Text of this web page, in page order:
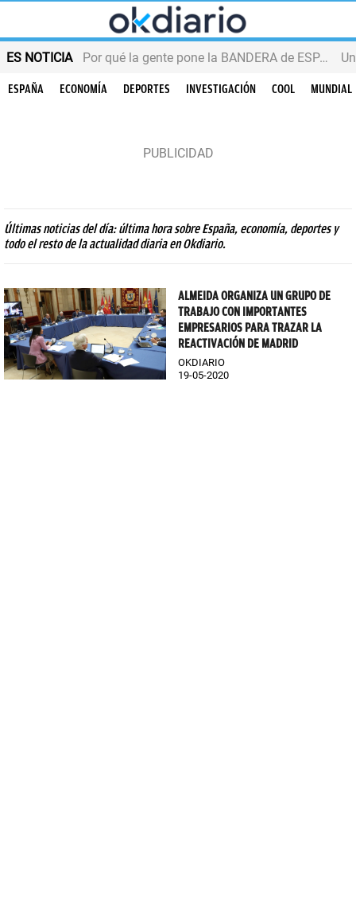
ES NOTICIA Por qué la gente pone la BANDERA de ESPAÑA en el balcón
ESPAÑA ECONOMÍA DEPORTES INVESTIGACIÓN COOL MUNDIAL
Últimas noticias del día: última hora sobre España, economía, deportes y
todo el resto de la actualidad diaria en Okdiario.
ALMEIDA ORGANIZA UN GRUPO DE
TRABAJO CON IMPORTANTES
EMPRESARIOS PARA TRAZAR LA
REACTIVACIÓN DE MADRID
OKDIARIO
19-05-2020